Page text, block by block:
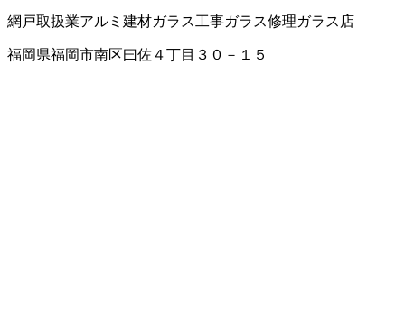
網戸取扱業アルミ建材ガラス工事ガラス修理ガラス店
福岡県福岡市南区曰佐４丁目３０－１５